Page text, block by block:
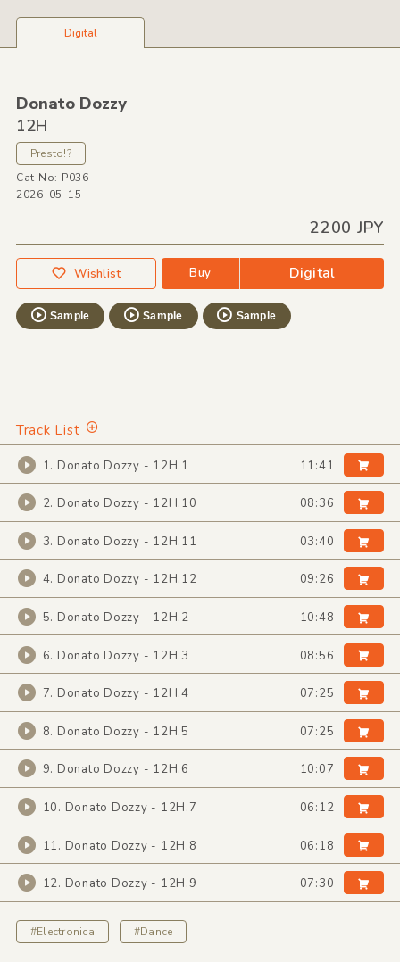
Digital
Donato Dozzy
12H
Presto!?
Cat No: P036
2026-05-15
2200 JPY
Wishlist Buy Digital
Sample Sample Sample
Track List
1. Donato Dozzy - 12H.1 11:41
2. Donato Dozzy - 12H.10 08:36
3. Donato Dozzy - 12H.11 03:40
4. Donato Dozzy - 12H.12 09:26
5. Donato Dozzy - 12H.2 10:48
6. Donato Dozzy - 12H.3 08:56
7. Donato Dozzy - 12H.4 07:25
8. Donato Dozzy - 12H.5 07:25
9. Donato Dozzy - 12H.6 10:07
10. Donato Dozzy - 12H.7 06:12
11. Donato Dozzy - 12H.8 06:18
12. Donato Dozzy - 12H.9 07:30
#Electronica #Dance